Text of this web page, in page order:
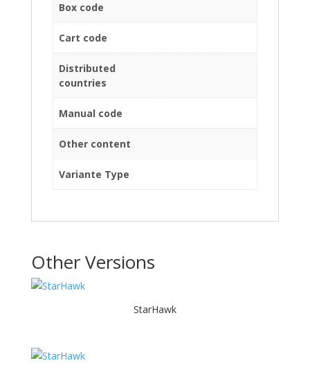
Box code
Cart code
Distributed
countries
Manual code
Other content
Variante Type
Other Versions
StarHawk